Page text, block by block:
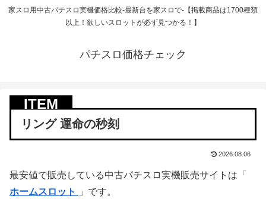
家スロ用中古パチスロ実機価格比較-最新台を家スロで-【掲載商品は1700種類
以上！欲しいスロットが必ず見つかる！】
パチスロ価格チェック
リング 運命の秒刻
2026.08.06
最安値で販売している中古パチスロ実機販売サイトは「
ホームスロット
」です。